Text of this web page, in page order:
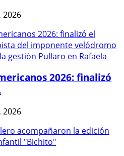
2026
2026: finalizó
2026